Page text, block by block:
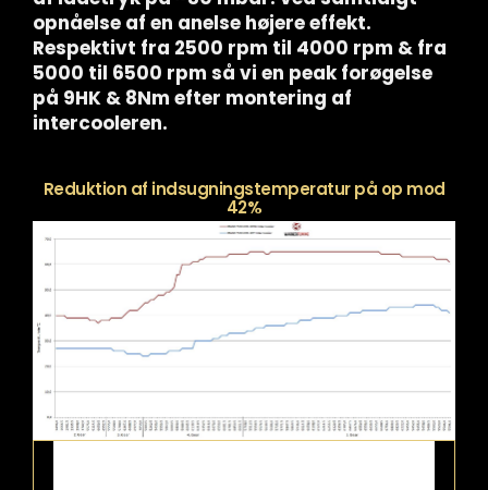
opnåelse af en anelse højere effekt.
Respektivt fra 2500 rpm til 4000 rpm & fra
5000 til 6500 rpm så vi en peak forøgelse
på 9HK & 8Nm efter montering af
intercooleren.
Reduktion af indsugningstemperatur på op mod
42%